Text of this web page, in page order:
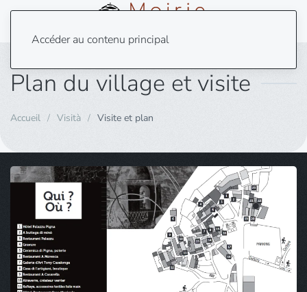
Accéder au contenu principal
Plan du village et visite
Accueil Visità Visite et plan